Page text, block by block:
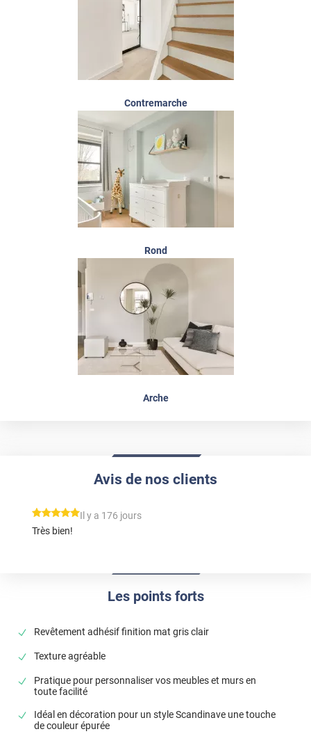
Contremarche
Rond
Arche
Les points forts
Revêtement adhésif finition mat gris clair
Texture agréable
Pratique pour personnaliser vos meubles et murs en
toute facilité
Idéal en décoration pour un style Scandinave une touche
de couleur épurée
Avis de nos clients
*****
Il y a 176 jours
Très bien!